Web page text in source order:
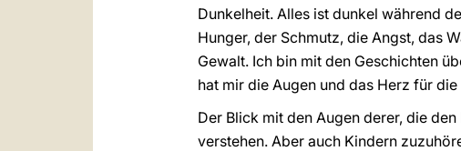
Dunkelheit. Alles ist dunkel während
Hunger, der Schmutz, die Angst, das
Gewalt. Ich bin mit den Geschichten
hat mir die Augen und das Herz für
Der Blick mit den Augen derer, die
verstehen. Aber auch Kindern